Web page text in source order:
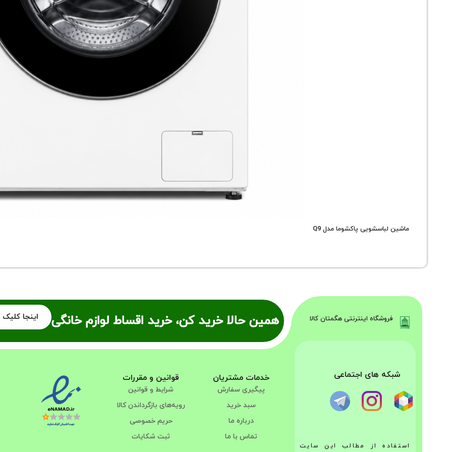
ماشین لباسشویی پاکشوما مدل Q9
همین حالا خرید کن، خرید اقساط لوازم خانگی اینجا کلیک فروشگاه اینترنتی هگمتان کالا
شبکه های اجتماعی
استفاده از مطالب این سایت
خدمات مشتریان
پیگیری سفارش
سبد خرید
درباره ما
تماس با ما
قوانین و مقررات
شرایط و قوانین
رویه‌های بازگرداندن کالا
حریم خصوصی
ثبت شکایات